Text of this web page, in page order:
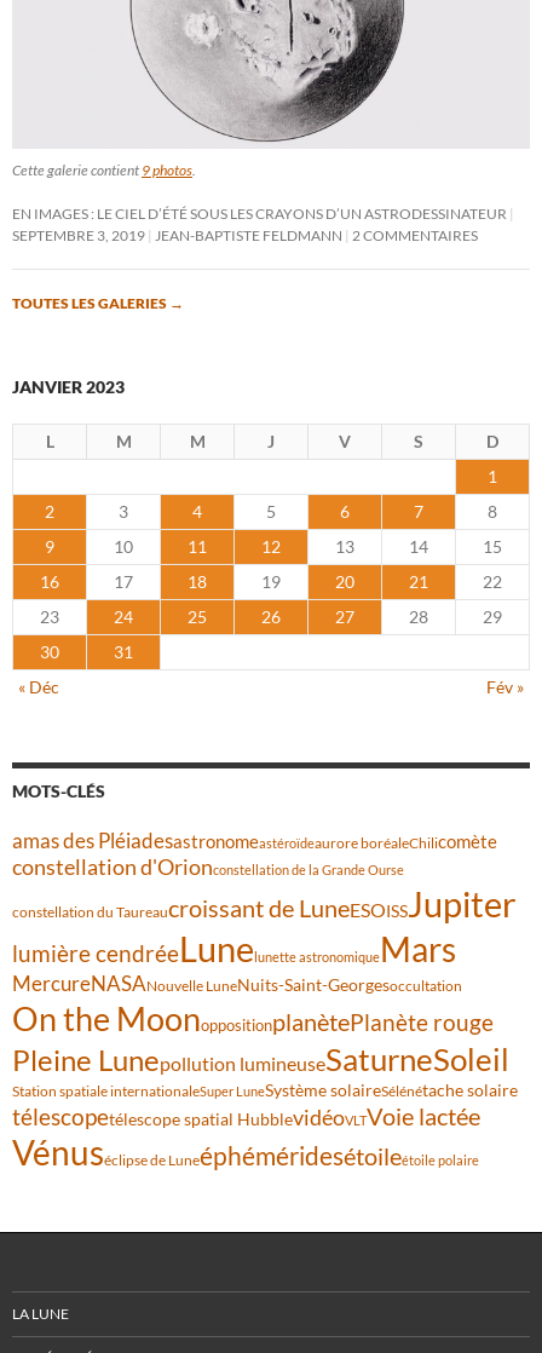
Cette galerie contient 9 photos
EN IMAGES : LE CIEL D’ÉTÉ SOUS LES CRAYONS D’UN ASTRODESSINATEUR
SEPTEMBRE 3, 2019
JEAN-BAPTISTE FELDMANN 2 COMMENTAIRES
TOUTES LES GALERIES →
JANVIER 2023
L M M J V S
D
1
2
3 4 5 6 7
8
9
10 11 12 13 14
15
16
17 18 19 20 21
22
23
24 25 26 27 28
29
30
31
« Déc
Fév »
MOTS-CLÉS
amas des Pléiadesastronomeastéroïdeaurore boréaleChilicomète
constellation d'Orionconstellation de la Grande Ourse
constellation du Taureaucroissant de LuneESOISSJupiter
lumière cendréeLunelunette astronomiqueMars
MercureNASANouvelle LuneNuits-Saint-Georgesoccultation
On the MoonoppositionplanètePlanète rouge
Pleine Lunepollution lumineuseSaturneSoleil
Station spatiale internationaleSuper LuneSystème solaireSélénétache solaire
télescopetélescope spatial HubblevidéoVLTVoie lactée
Vénuséclipse de Luneéphéméridesétoileétoile polaire
LA LUNE